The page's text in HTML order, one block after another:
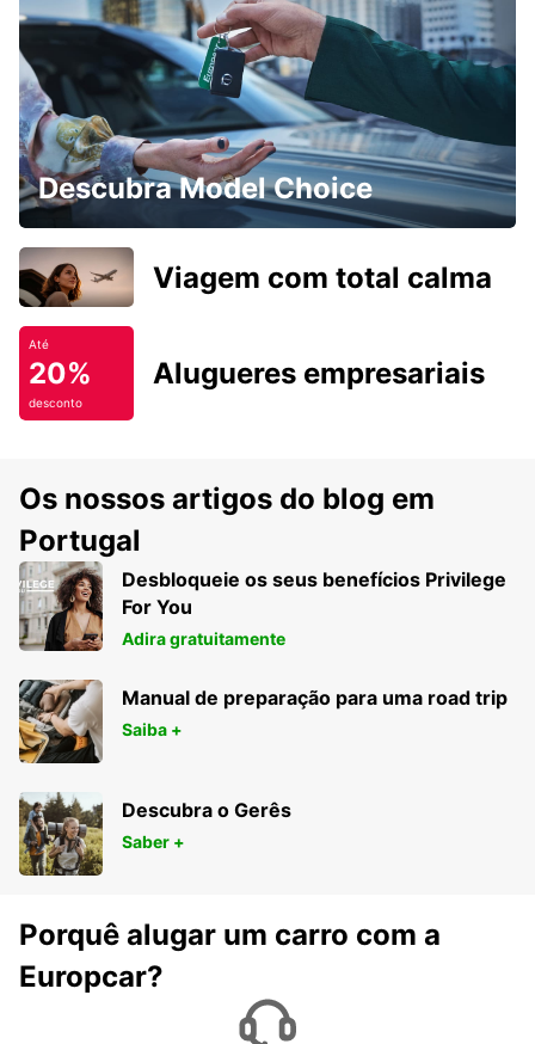
Descubra Model Choice
Viagem com total calma
Até
20%
desconto
Alugueres empresariais
Os nossos artigos do blog em
Portugal
Desbloqueie os seus benefícios Privilege
For You
Adira gratuitamente
Manual de preparação para uma road trip
Saiba +
Descubra o Gerês
Saber +
Porquê alugar um carro com a
Europcar?